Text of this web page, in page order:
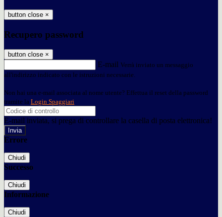
button close ×
Recupero password
button close ×
E-mail Verrà inviato un messaggio
all'indirizzo indicato con le istruzioni necessarie.
Non hai una e-mail associata al nome utente? Effettua il reset della password
tramite la Login Spaggiari
E-mail inviata, si prega di controllare la casella di posta elettronica!
Errore
Chiudi
Successo
Chiudi
Informazione
Chiudi